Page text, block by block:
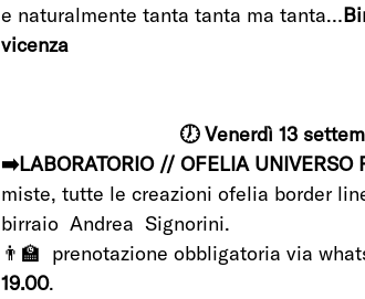
e naturalmente tanta tanta ma tanta…
vicenza
🕖 Venerdì 13
➡️LABORATORIO // OFELIA UNIVERSO
miste, tutte le creazioni ofelia border
birraio  Andrea  Signorini.
👨‍🏫  prenotazione obbligatoria via
19.00.